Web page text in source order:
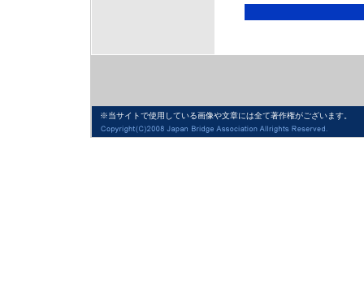
※当サイトで使用している画像や文章には全て著作権がございます。